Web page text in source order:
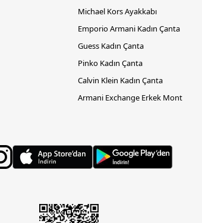
Michael Kors Ayakkabı
Emporio Armani Kadın Çanta
Guess Kadın Çanta
Pinko Kadın Çanta
Calvin Klein Kadın Çanta
Armani Exchange Erkek Mont